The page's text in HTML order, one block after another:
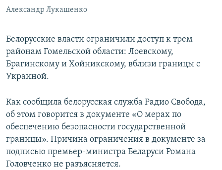
УКРАИНСКАЯ ПРОБЛЕМА КРЫМА
Александр Лукашенко
Белорусские власти ограничили доступ к трем
районам Гомельской области: Лоевскому,
Брагинскому и Хойникскому, вблизи границы с
Украиной.
Как сообщила белорусская служба Радио Свобода,
об этом говорится в документе «О мерах по
обеспечению безопасности государственной
границы». Причина ограничения в документе за
подписью премьер-министра Беларуси Романа
Головченко не разъясняется.